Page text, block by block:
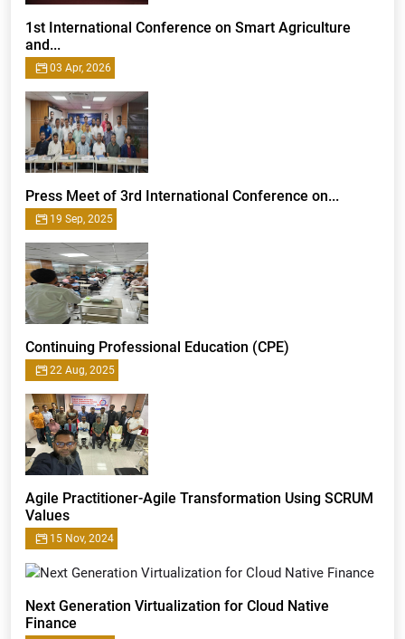
1st International Conference on Smart Agriculture
and...
03 Apr, 2026
Press Meet of 3rd International Conference on...
19 Sep, 2025
Continuing Professional Education (CPE)
22 Aug, 2025
Agile Practitioner-Agile Transformation Using SCRUM
Values
15 Nov, 2024
Next Generation Virtualization for Cloud Native
Finance